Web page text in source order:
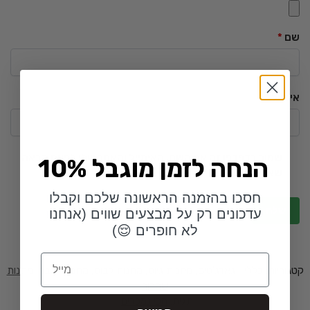
שם *
אימייל*
שמור בדפדפן זה את השם, האימייל והאתר שלי לפעם הבאה
שאגיב.
קטגוריות: מתנות לגבר
מתנות
שחרור
10% הנחה לזמן מוגבל
חסכו בהזמנה הראשונה שלכם וקבלו
עדכונים רק על מבצעים שווים (אנחנו
לא חופרים 😌)
Email